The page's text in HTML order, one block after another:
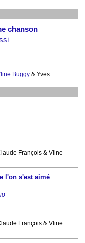
chanson
Buggy & Yves
François & Vline
l'on s'est aimé
François & Vline